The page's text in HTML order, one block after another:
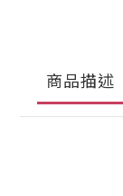
商品描述